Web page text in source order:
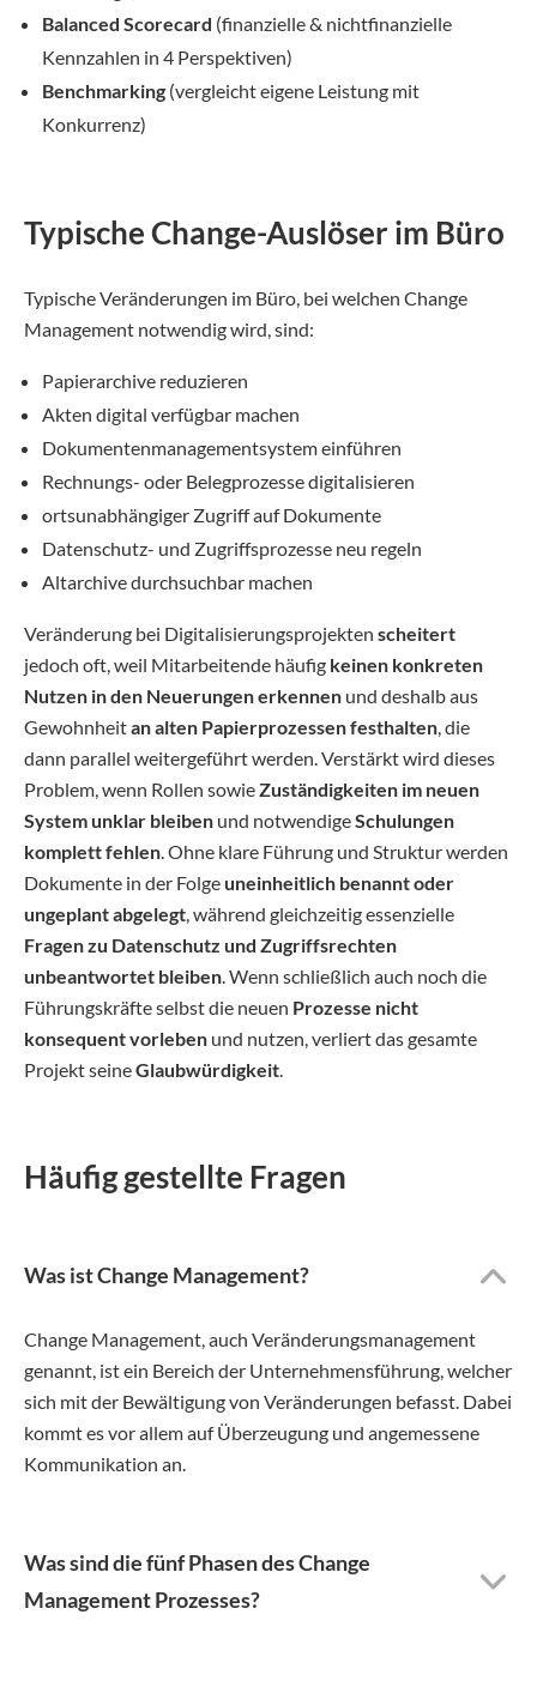
Balanced Scorecard (finanzielle & nichtfinanzielle
Kennzahlen in 4 Perspektiven)
Benchmarking (vergleicht eigene Leistung mit
Konkurrenz)
Typische Change-Auslöser im Büro
Typische Veränderungen im Büro, bei welchen Change
Management notwendig wird, sind:
Papierarchive reduzieren
Akten digital verfügbar machen
Dokumentenmanagementsystem einführen
Rechnungs- oder Belegprozesse digitalisieren
ortsunabhängiger Zugriff auf Dokumente
Datenschutz- und Zugriffsprozesse neu regeln
Altarchive durchsuchbar machen
Veränderung bei Digitalisierungsprojekten scheitert
jedoch oft, weil Mitarbeitende häufig keinen konkreten
Nutzen in den Neuerungen erkennen und deshalb aus
Gewohnheitan alten Papierprozessen festhalten , die
dann parallel weitergeführt werden. Verstärkt wird dieses
Problem, wenn Rollen sowieZuständigkeiten im neuen
System unklar bleiben und notwendigeSchulungen
komplett fehlen . Ohne klare Führung und Struktur werden
Dokumente in der Folge uneinheitlich benannt oder
ungeplant abgelegt , während gleichzeitig essenzielle
Fragen zu Datenschutz und Zugriffsrechten
unbeantwortet bleiben . Wenn schließlich auch noch die
Führungskräfte selbst die neuen Prozesse nicht
konsequent vorleben und nutzen, verliert das gesamte
Projekt seineGlaubwürdigkeit
Häufig gestellte Fragen
Was ist Change Management?
Change Management, auch Veränderungsmanagement
genannt, ist ein Bereich der Unternehmensführung, welcher
sich mit der Bewältigung von Veränderungen befasst. Dabei
kommt es vor allem auf Überzeugung und angemessene
Kommunikation an.
Was sind die fünf Phasen des Change
Management Prozesses?